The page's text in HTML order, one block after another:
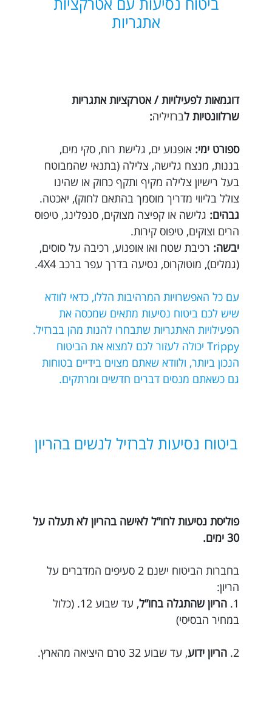
אתגריות
דוגמאות לפעילויות / אטרקציות אתגריות
שרלוונטיות לברזיליה:
ספורט ימי: אופנוע ים, גלישת רוח, סקי מים,
בננות, מנצח גלישה, צלילה (בתנאי שהמבוטח
בעל רישיון צלילה מקיף ותקף כחוק או שהינו
צולל בליווי מדריך מוסמך בהתאם לחוק), יאכטה.
גבהים: גלישה או קפיצה מצוקים, סנפלינג, טיפוס
הרים וצוקים, טיפוס קירות.
יבשה: רכיבת שטח ואו אופנוע, רכיבה על סוסים,
(גמלים), מוטוקרוס, נסיעה בדרך עפר ברכב 4X4.
עם כל האפשרויות המרהיבות הללו, כדאי לוודא
שיש לכם ביטוח נסיעות מתאים שמכסה את
הפעילויות האתגריות שתבחרו להנות מהן בברזיל.
Trippy יכולה לעזור לכם למצוא את הביטוח
הנכון ביותר, ולוודא שאתם מצוים בידיים בטוחות
גם כשאתם מנסים דברים חדשים ומרתקים.
ביטוח נסיעות לברזיל לנשים בהריון
פוליסת נסיעות לחו”ל לאישה בהריון לא תעלה על
30 ימים.
בחברות הביטוח ישנם 2 סעיפים המדברים על
הריון:
1. הריון שהתגלה בחו”ל
, עד שבוע 12. (כלול
במחיר הבסיסי)
2. הריון ידוע, עד שבוע 32 טרם היציאה מהארץ.